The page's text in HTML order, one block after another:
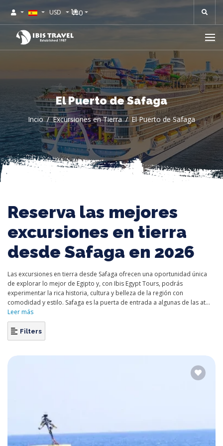
USD 0
El Puerto de Safaga
Incio Excursiones en Tierra El Puerto de Safaga
Reserva las mejores
excursiones en tierra
desde Safaga en 2026
Las excursiones en tierra desde Safaga ofrecen una oportunidad única
de explorar lo mejor de Egipto y, con Ibis Egypt Tours, podrás
experimentar la rica historia, cultura y belleza de la región con
comodidad y estilo. Safaga es la puerta de entrada a algunas de las at...
Leer más
Filters